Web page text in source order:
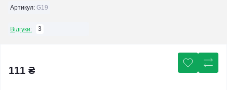
Артикул: G19
Відгуки: 3
111 ₴